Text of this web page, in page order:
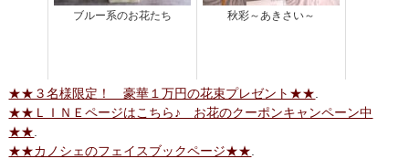
ブルー系のお花たち 秋彩～あきさい～
★★３名様限定！ 豪華１万円の花束プレゼント★★
★★ＬＩＮＥページはこちら♪ お花のクーポンキャンペーン中
★★
★★カノシェのフェイスブックページ★★